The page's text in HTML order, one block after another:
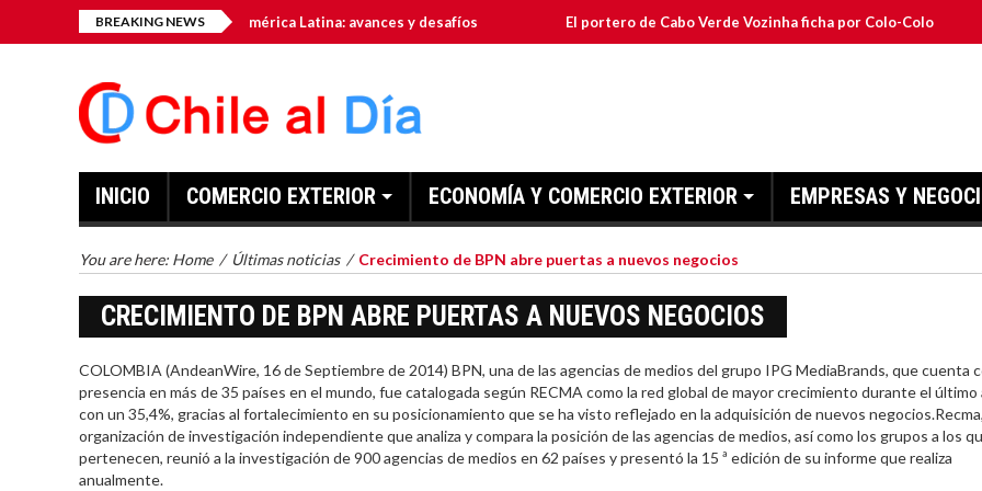
BREAKING NEWS
hub tecnológico de América Latina: avances y desafíos El portero de Cabo Verde Vozinha ficha por Colo-Colo y JETOUR
INICIO COMERCIO EXTERIOR ECONOMÍA Y COMERCIO EXTERIOR EMPRESAS Y
You are here: Home / Últimas noticias / Crecimiento de BPN abre puertas a nuevos negocios
CRECIMIENTO DE BPN ABRE PUERTAS A NUEVOS NEGOCIOS
COLOMBIA (AndeanWire, 16 de Septiembre de 2014) BPN, una de las agencias de medios del grupo IPG MediaBrands, que cuenta
presencia en más de 35 países en el mundo, fue catalogada según RECMA como la red global de mayor crecimiento durante el último
con un 35,4%, gracias al fortalecimiento en su posicionamiento que se ha visto reflejado en la adquisición de nuevos
organización de investigación independiente que analiza y compara la posición de las agencias de medios, así como los grupos a los
pertenecen, reunió a la investigación de 900 agencias de medios en 62 países y presentó la 15 ª edición de su informe que realiza
anualmente.